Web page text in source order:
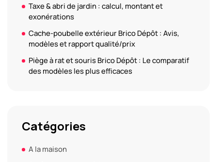
Taxe & abri de jardin : calcul, montant et
exonérations
Cache-poubelle extérieur Brico Dépôt : Avis,
modèles et rapport qualité/prix
Piège à rat et souris Brico Dépôt : Le comparatif
des modèles les plus efficaces
Catégories
A la maison